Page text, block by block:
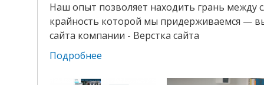
Наш опыт позволяет находить грань
крайность которой мы придерживаемся —
сайта компании - Верстка сайта
Подробнее